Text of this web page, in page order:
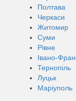
Полтава
Черкаси
Житомир
Суми
Рівне
Івано-
Тернопіль
Луцьк
Маріуполь